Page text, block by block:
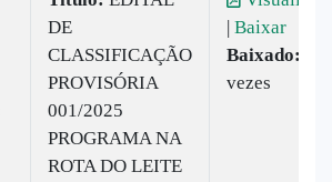
DE
CLASSIFICAÇÃO
PROVISÓRIA
001/2025
PROGRAMA NA
ROTA DO LEITE
| Baixar
Baixado:
vezes